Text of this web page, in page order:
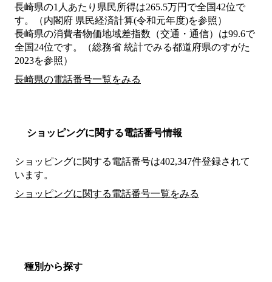
長崎県の1人あたり県民所得は265.5万円で全国42位で
す。（内閣府 県民経済計算(令和元年度)を参照）
長崎県の消費者物価地域差指数（交通・通信）は99.6で
全国24位です。（総務省 統計でみる都道府県のすがた
2023を参照）
長崎県の電話番号一覧をみる
ショッピングに関する電話番号情報
ショッピングに関する電話番号は402,347件登録されて
います。
ショッピングに関する電話番号一覧をみる
種別から探す